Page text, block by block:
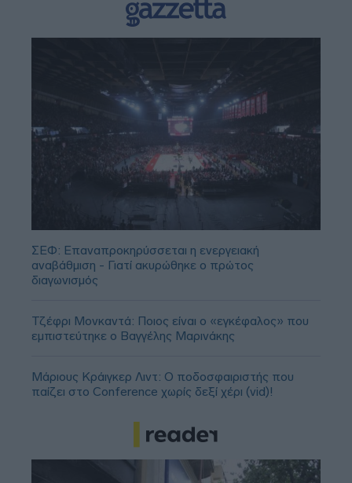
ΣΕΦ: Επαναπροκηρύσσεται η ενεργειακή
αναβάθμιση - Γιατί ακυρώθηκε ο πρώτος
διαγωνισμός
Τζέφρι Μονκαντά: Ποιος είναι ο «εγκέφαλος» που
εμπιστεύτηκε ο Βαγγέλης Μαρινάκης
Μάριους Κράιγκερ Λιντ: Ο ποδοσφαιριστής που
παίζει στο Conference χωρίς δεξί χέρι (vid)!